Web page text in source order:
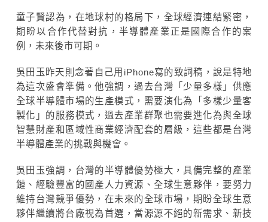
童子賢認為，在地球村的格局下，全球經濟連結緊密，
期盼以合作代替對抗，半導體產業正是國際合作的案
例，未來後市可期。
吳田玉昨天則念著自己用iPhone寫的致詞稿，說是特地
為這次盛會準備。他強調，過去台灣「少量多樣」供應
全球半導體市場的生產模式，需要演化為「多樣少量客
製化」的服務模式，過去產業群聚也需要進化為與全球
智慧財產和區域性商業經濟配套的層級，這些都是台灣
半導體產業的挑戰與機會。
吳田玉強調，台灣的半導體優勢極大，具備完整的產業
鏈、經驗豐富的國產人力資源、全球生意夥伴，要努力
維持台灣競爭優勢，在未來的全球市場，期盼全球生意
夥伴繼續將台廠視為首選，當源源不絕的新需求、新技